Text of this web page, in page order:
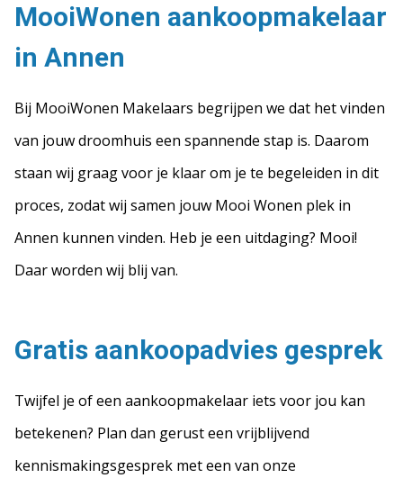
MooiWonen aankoopmakelaar
in Annen
Bij MooiWonen Makelaars begrijpen we dat het vinden
van jouw droomhuis een spannende stap is. Daarom
staan wij graag voor je klaar om je te begeleiden in dit
proces, zodat wij samen jouw Mooi Wonen plek in
Annen kunnen vinden. Heb je een uitdaging? Mooi!
Daar worden wij blij van.
Gratis aankoopadvies gesprek
Twijfel je of een aankoopmakelaar iets voor jou kan
betekenen? Plan dan gerust een vrijblijvend
kennismakingsgesprek met een van onze